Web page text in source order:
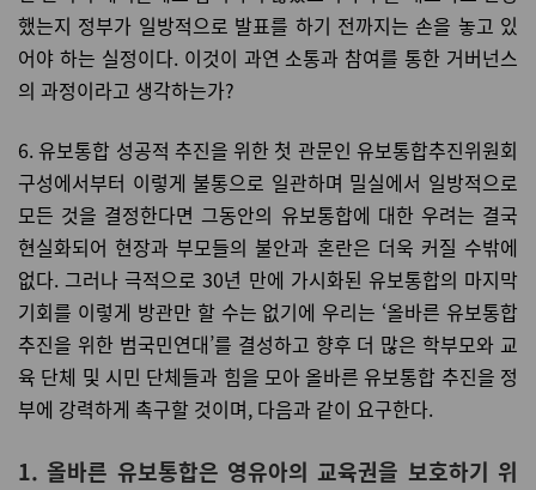
했는지 정부가 일방적으로 발표를 하기 전까지는 손을 놓고 있
어야 하는 실정이다. 이것이 과연 소통과 참여를 통한 거버넌스
의 과정이라고 생각하는가?
6. 유보통합 성공적 추진을 위한 첫 관문인 유보통합추진위원회
구성에서부터 이렇게 불통으로 일관하며 밀실에서 일방적으로
모든 것을 결정한다면 그동안의 유보통합에 대한 우려는 결국
현실화되어 현장과 부모들의 불안과 혼란은 더욱 커질 수밖에
없다. 그러나 극적으로 30년 만에 가시화된 유보통합의 마지막
기회를 이렇게 방관만 할 수는 없기에 우리는 ‘올바른 유보통합
추진을 위한 범국민연대’를 결성하고 향후 더 많은 학부모와 교
육 단체 및 시민 단체들과 힘을 모아 올바른 유보통합 추진을 정
부에 강력하게 촉구할 것이며, 다음과 같이 요구한다.
1. 올바른 유보통합은 영유아의 교육권을 보호하기 위